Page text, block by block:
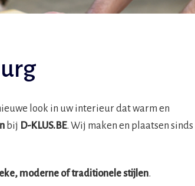
look in uw interieur dat warm en
bij D-KLUS.BE. Wij maken en plaatsen sinds
moderne of traditionele stijlen.